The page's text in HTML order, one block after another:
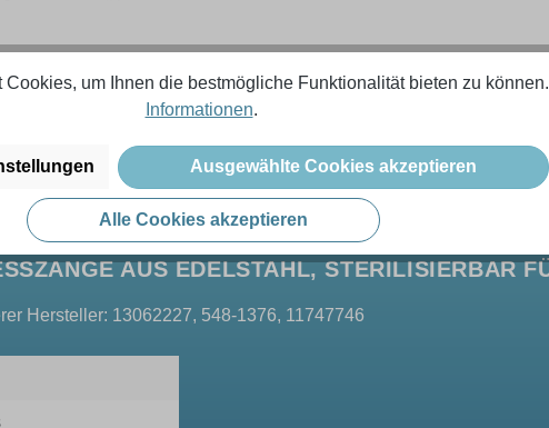
AUS EDELSTAHL, STERILISIERBAR
Hersteller: 13062227, 548-1376, 11747746
um Ihnen die bestmögliche Funktionalität bieten zu
Informationen.
Ausgewählte Cookies akzeptieren
Alle Cookies akzeptieren